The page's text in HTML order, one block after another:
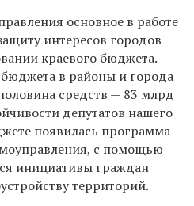
основное в работе
интересов городов
краевого бюджета.
бюджета в районы и города
средств — 83 млрд
депутатов нашего
появилась программа
с помощью
инициативы граждан
территорий.